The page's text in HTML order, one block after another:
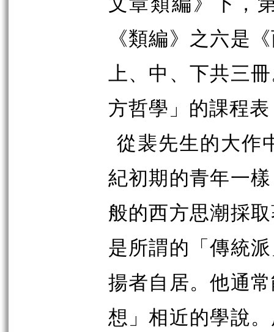
《類編》之六是
上、中、下共三
方哲學」的課程
從裴先生的大作
紀初期的青年一
般的西方思潮採
是所謂的「傳統
揚者自居。他通
想」相近的學說